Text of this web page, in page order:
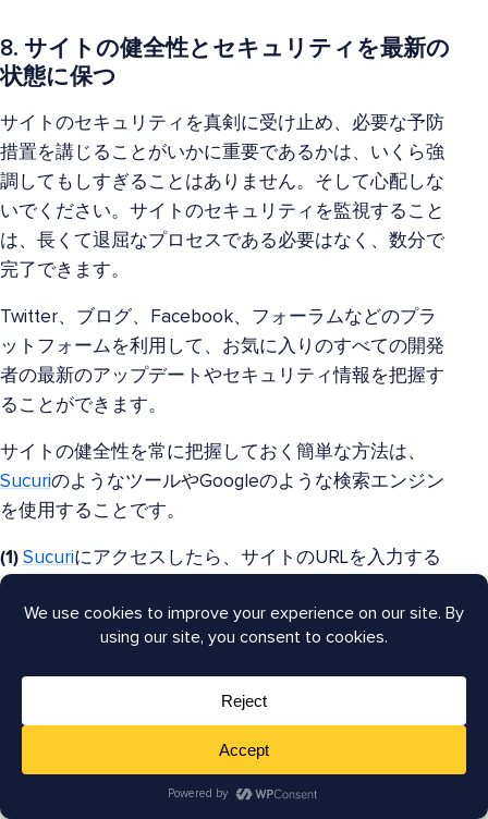
8. サイトの健全性とセキュリティを最新の
状態に保つ
サイトのセキュリティを真剣に受け止め、必要な予防
措置を講じることがいかに重要であるかは、いくら強
調してもしすぎることはありません。そして心配しな
いでください。サイトのセキュリティを監視すること
は、長くて退屈なプロセスである必要はなく、数分で
完了できます。
Twitter、ブログ、Facebook、フォーラムなどのプラ
ットフォームを利用して、お気に入りのすべての開発
者の最新のアップデートやセキュリティ情報を把握す
ることができます。
サイトの健全性を常に把握しておく簡単な方法は、
SucuriのようなツールやGoogleのような検索エンジン
を使用することです。
(1) Sucuriにアクセスしたら、サイトのURLを入力する
だけで、無料のマルウェアスキャンを受け取ることが
できます。その後、サイトを視覚的に確認して、テキ
ストやリンクに不審な点がないか確認できます。
Googleでは、次の形式でGoogle検索ボックスに
URLを入力するだけです。「site:yourdomain.com」。
Enterキーを押すと、インデックスされたページのリス
を確認するために、注意深く確認してください。これ